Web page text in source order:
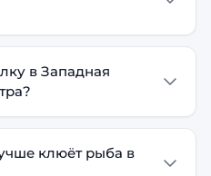
в Западная
клюёт рыба в